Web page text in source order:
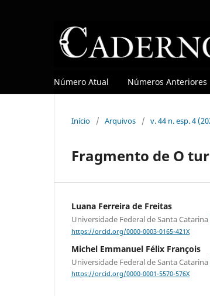
Número Atual Números Anteriores
Início / Arquivos / v. 44 n. esp. 4
Fragmento de O
Luana Ferreira de Freitas
Universidade Federal de Santa Catarina
https://orcid.org/0000-0003-0165-421X
Michel Emmanuel Félix François
Universidade Federal de Santa Catarina
https://orcid.org/0000-0001-5570-576X